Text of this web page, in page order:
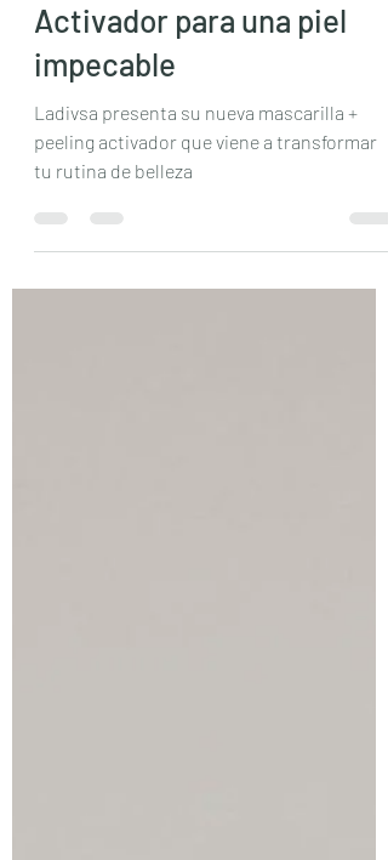
nace la nueva Mascarilla
hidratante + Peeling
Activador para una piel
impecable
peeling activador que viene a transformar
tu rutina de belleza